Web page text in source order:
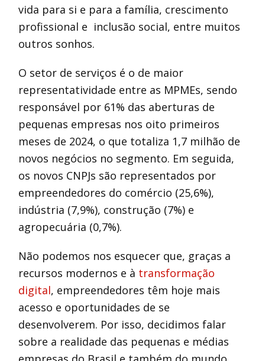
vida para si e para a família, crescimento
profissional e inclusão social, entre muitos
outros sonhos.
O setor de serviços é o de maior
representatividade entre as MPMEs, sendo
responsável por 61% das aberturas de
pequenas empresas nos oito primeiros
meses de 2024, o que totaliza 1,7 milhão de
novos negócios no segmento. Em seguida,
os novos CNPJs são representados por
empreendedores do comércio (25,6%),
indústria (7,9%), construção (7%) e
agropecuária (0,7%).
Não podemos nos esquecer que, graças a
recursos modernos e à transformação
digital, empreendedores têm hoje mais
acesso e oportunidades de se
desenvolverem. Por isso, decidimos falar
sobre a realidade das pequenas e médias